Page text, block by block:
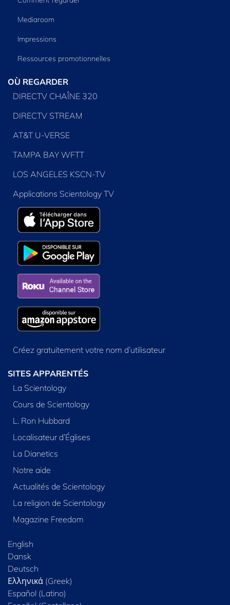
Mediaroom
Impressions
Ressources promotionnelles
OÙ REGARDER
DIRECTV CHAÎNE 320
DIRECTV STREAM
AT&T U-VERSE
TAMPA BAY WFTT
LOS ANGELES KSCN-TV
Applications Scientology TV
Créez gratuitement votre nom d’utilisateur
SITES APPARENTÉS
La Scientology
Cours de Scientology
L. Ron Hubbard
Localisateur d’Églises
La Dianetics
Notre aide
Actualités de Scientology
La religion de Scientology
Magazine Freedom
English
Dansk
Deutsch
Ελληνικά (Greek)
Español (Latino)